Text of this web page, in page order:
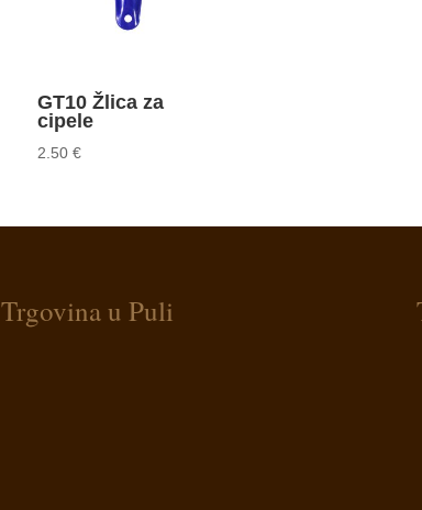
GT10 Žlica za
cipele
2.50€
Trgovina u Puli